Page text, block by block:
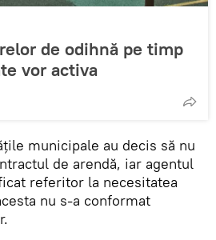
de odihnă pe timp
vor activa
municipale au decis să nu
de arendă, iar agentul
referitor la necesitatea
nu s-a conformat